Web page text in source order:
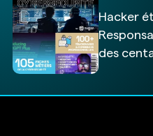
Hacker
des